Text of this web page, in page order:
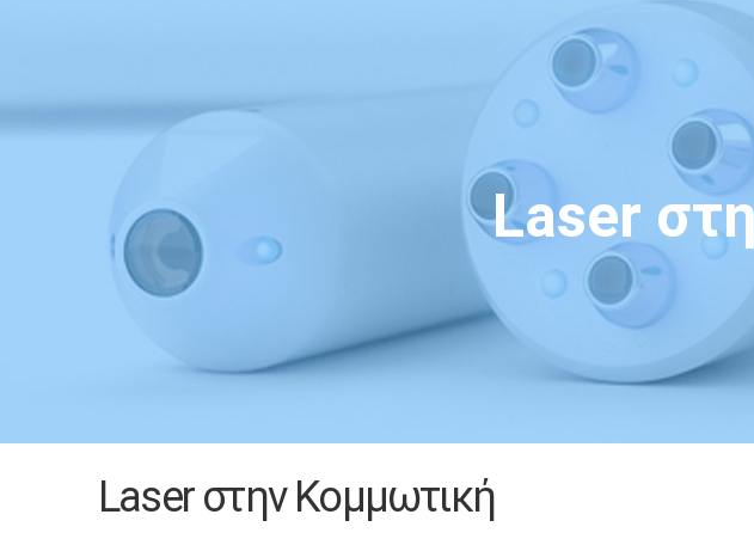
Laser
Laser στην Κομμωτική